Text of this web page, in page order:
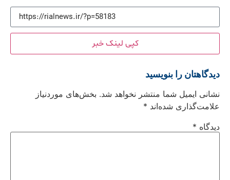
کپی لینک خبر
دیدگاهتان را بنویسید
نشانی ایمیل شما منتشر نخواهد شد. بخش‌های موردنیاز
علامت‌گذاری شده‌اند *
دیدگاه *